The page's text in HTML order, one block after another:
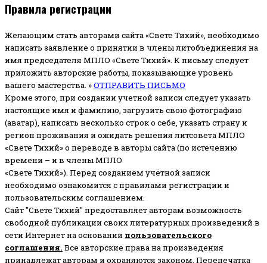
Правила регистрации
Желающим стать авторами сайта «Свете Тихий», необходимо
написать заявление о принятии в члены литобъединения на
имя председателя МПЛО «Свете Тихий». К письму следует
приложить авторские работы, показывающие уровень
вашего мастерства. »ОТПРАВИТЬ ПИСЬМО
Кроме этого, при создании учетной записи следует указать
настоящие имя и фамилию, загрузить свою фотографию
(аватар), написать несколько строк о себе, указать страну и
регион проживания и ожидать решения литсовета МПЛО
«Свете Тихий» о переводе в авторы сайта (по истечению
времени – и в члены МПЛО
«Свете Тихий»). Перед созданием учётной записи
необходимо ознакомится с правилами регистрации и
пользовательским соглашением.
Сайт "Свете Тихий" предоставляет авторам возможность
свободной публикации своих литературных произведений в
сети Интернет на основании пользовательского
соглашения. Все авторские права на произведения
принадлежат авторам и охраняются законом. Перепечатка